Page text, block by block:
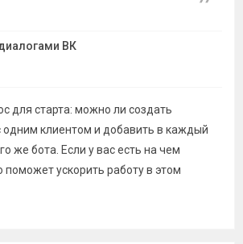
ВК
для старта: можно ли создать
одним клиентом и добавить в каждый
же бота. Если у вас есть на чем
поможет ускорить работу в этом